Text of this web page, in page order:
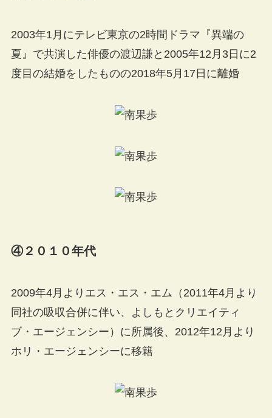
2003年1月にテレビ東京の2時間ドラマ『異端の
夏』で共演した俳優の渡辺謙と2005年12月3日に2
度目の結婚をしたものの2018年5月17日に離婚
④２０１０年代
2009年4月よりエス・エス・エム（2011年4月より
同社の吸収合併に伴い、よしもとクリエイティ
ブ・エージェンシー）に所属後、2012年12月より
ホリ・エージェンシーに移籍